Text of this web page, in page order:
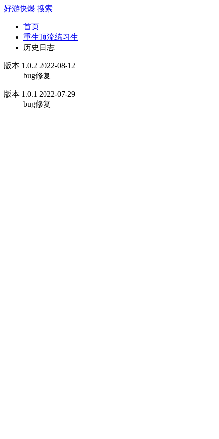
好游快爆 搜索
首页
重生顶流练习生
历史日志
版本 1.0.2 2022-08-12
bug修复
版本 1.0.1 2022-07-29
bug修复